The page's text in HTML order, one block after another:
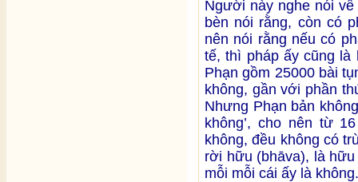
Người này nghe nói
bèn nói rằng, còn có
nên nói rằng nếu có
tế, thì pháp ấy cũng là
Phạn gồm 25000 bài
không, gần với phần
Nhưng Phạn bản
không’, cho nên từ
không, đều không có
rời hữu (bhāva), là
mỗi mỗi cái ấy là không.